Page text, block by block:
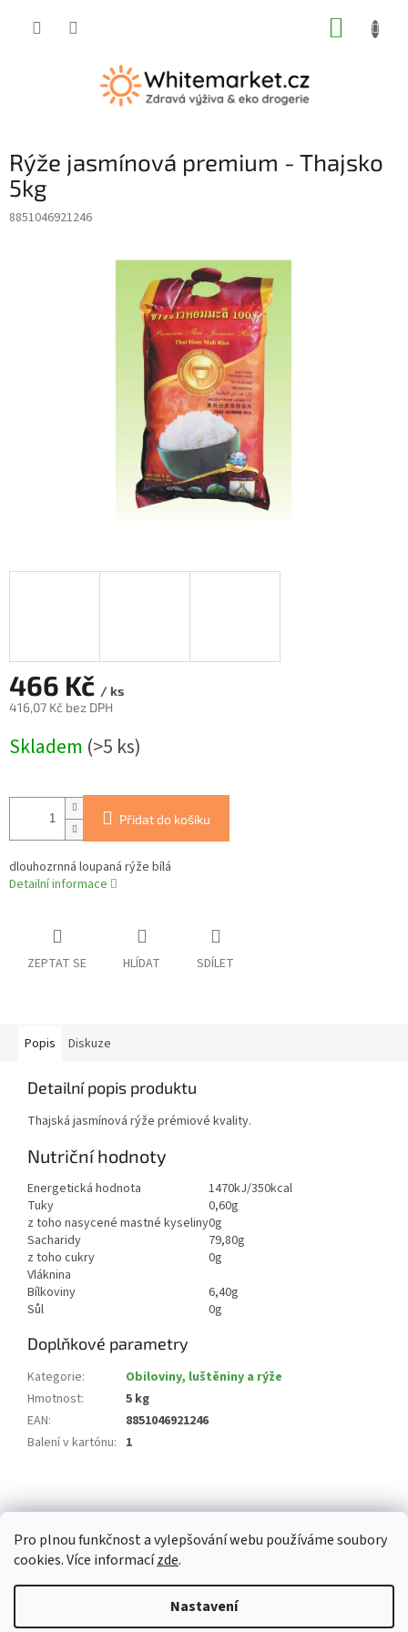
Pro plnou funkčnost a vylepšování webu používáme soubory
cookies. Více informacízde.
Nastavení
Rýže jasmínová premium - Thajsko
5kg
8851046921246
466 Kč / ks
416,07 Kč bez DPH
cena:
Skladem (>5 ks)
Přidat do košíku
dlouhozrnná loupaná rýže bílá
Detailní informace
ZEPTAT SE HLÍDAT SDÍLET
Popis Diskuze
Detailní popis produktu
Thajská jasmínová rýže prémiové kvality.
Nutriční hodnoty
Energetická hodnota
1470kJ/350kcal
Tuky
0,60g
z toho nasycené mastné kyseliny0g
Sacharidy
79,80g
z toho cukry
0g
Vláknina
Bílkoviny
6,40g
Sůl
0g
Doplňkové parametry
Kategorie:
Obiloviny, luštěniny a rýže
Hmotnost:
5 kg
EAN:
8851046921246
Balení v kartónu: 1
á